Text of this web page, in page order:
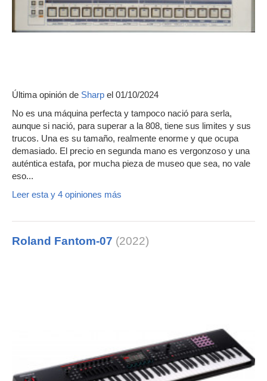
Última opinión de Sharp el 01/10/2024
No es una máquina perfecta y tampoco nació para serla,
aunque si nació, para superar a la 808, tiene sus limites y sus
trucos. Una es su tamaño, realmente enorme y que ocupa
demasiado. El precio en segunda mano es vergonzoso y una
auténtica estafa, por mucha pieza de museo que sea, no vale
eso...
Leer esta y 4 opiniones más
Roland Fantom-07 (2022)